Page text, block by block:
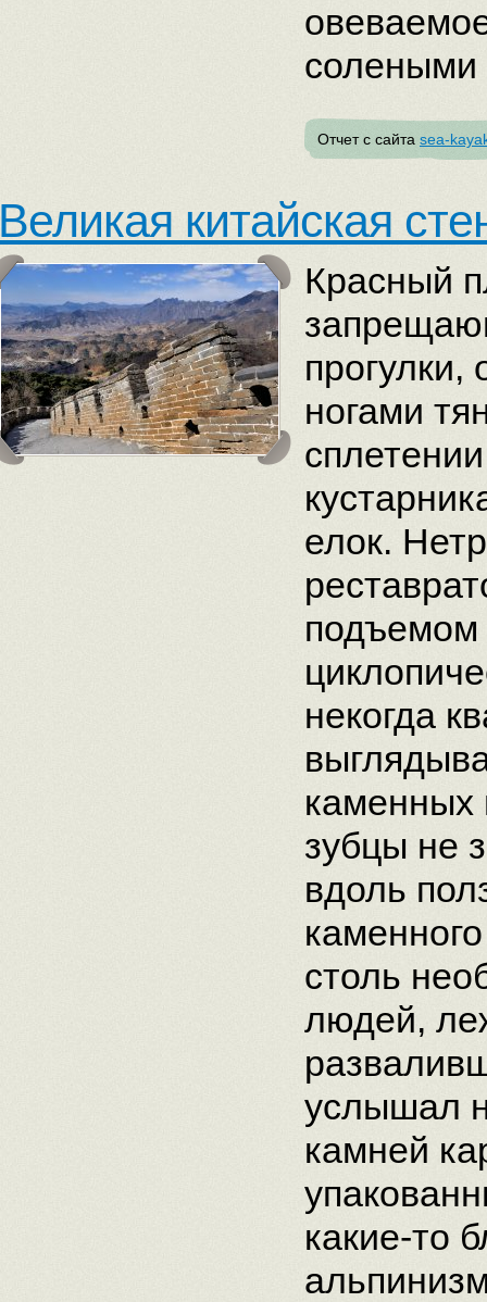
солеными
Отчет с сайта sea-
китайская
Красный
прогулки,
ногами
елок.
подъемом
некогда
каменных
зубцы не
вдоль
столь
людей,
услышал
камней
какие-то